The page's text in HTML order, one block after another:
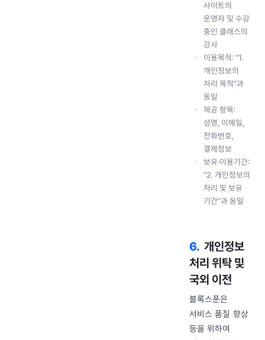
사이트의
운영자 및 수강
중인 클래스의
강사
이용목적: "1.
개인정보의
처리 목적"과
동일
제공 항목:
성명, 이메일,
전화번호,
결제정보
보유·이용기간:
"2. 개인정보의
처리 및 보유
기간"과 동일
6. 개인정보
처리 위탁 및
국외 이전
블록스푼은
서비스 품질 향상
등을 위하여